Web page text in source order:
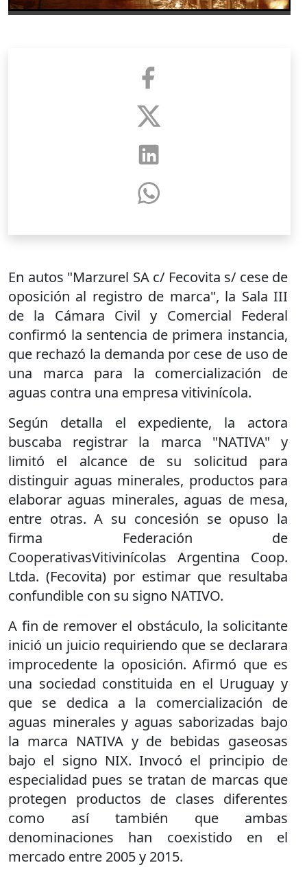
En autos "Marzurel SA c/ Fecovita s/ cese de
oposición al registro de marca", la Sala III
de la Cámara Civil y Comercial Federal
confirmó la sentencia de primera instancia,
que rechazó la demanda por cese de uso de
una marca para la comercialización de
aguas contra una empresa vitivinícola.
Según detalla el expediente, la actora
buscaba registrar la marca "NATIVA" y
limitó el alcance de su solicitud para
distinguir aguas minerales, productos para
elaborar aguas minerales, aguas de mesa,
entre otras. A su concesión se opuso la
firma Federación de
CooperativasVitivinícolas Argentina Coop.
Ltda. (Fecovita) por estimar que resultaba
confundible con su signo NATIVO.
A fin de remover el obstáculo, la solicitante
inició un juicio requiriendo que se declarara
improcedente la oposición. Afirmó que es
una sociedad constituida en el Uruguay y
que se dedica a la comercialización de
aguas minerales y aguas saborizadas bajo
la marca NATIVA y de bebidas gaseosas
bajo el signo NIX. Invocó el principio de
especialidad pues se tratan de marcas que
protegen productos de clases diferentes
como así también que ambas
denominaciones han coexistido en el
mercado entre 2005 y 2015.